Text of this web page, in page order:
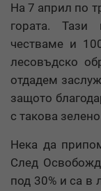
На 7 април по
гората. Тази
честваме и
лесовъдско
отдадем
защото
с такова
Нека да
След
под 30% и са в